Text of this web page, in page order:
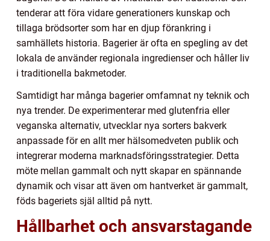
tenderar att föra vidare generationers kunskap och
tillaga brödsorter som har en djup förankring i
samhällets historia. Bagerier är ofta en spegling av det
lokala de använder regionala ingredienser och håller liv
i traditionella bakmetoder.
Samtidigt har många bagerier omfamnat ny teknik och
nya trender. De experimenterar med glutenfria eller
veganska alternativ, utvecklar nya sorters bakverk
anpassade för en allt mer hälsomedveten publik och
integrerar moderna marknadsföringsstrategier. Detta
möte mellan gammalt och nytt skapar en spännande
dynamik och visar att även om hantverket är gammalt,
föds bageriets själ alltid på nytt.
Hållbarhet och ansvarstagande